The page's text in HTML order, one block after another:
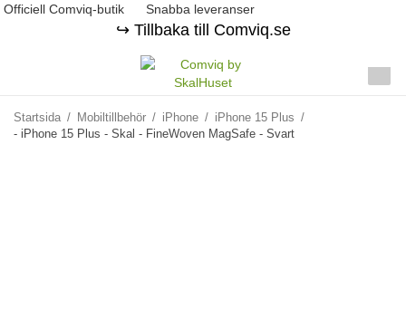
Officiell Comviq-butik Snabba leveranser
↪️ Tillbaka till Comviq.se
Startsida / Mobiltillbehör / iPhone / iPhone 15 Plus /
- iPhone 15 Plus - Skal - FineWoven MagSafe - Svart